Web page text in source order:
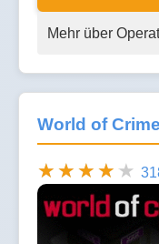
Mehr über
World of Crime